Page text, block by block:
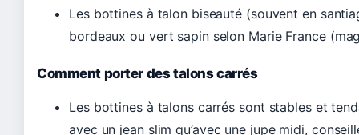
Les bottines à talon biseauté (souvent en
bordeaux ou vert sapin selon Marie France
Comment porter des talons carrés
Les bottines à talons carrés sont stables et
avec un jean slim qu’avec une jupe midi,